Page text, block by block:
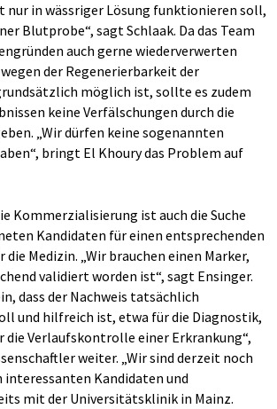
nur in wässriger Lösung funktionieren soll,
Blutprobe“, sagt Schlaak. Da das Team
auch gerne wiederverwerten
der Regenerierbarkeit der
möglich ist, sollte es zudem
keine Verfälschungen durch die
„Wir dürfen keine sogenannten
bringt El Khoury das Problem auf
Kommerzialisierung ist auch die Suche
Kandidaten für einen entsprechenden
die Medizin. „Wir brauchen einen Marker,
validiert worden ist“, sagt Ensinger.
dass der Nachweis tatsächlich
und hilfreich ist, etwa für die Diagnostik,
die Verlaufskontrolle einer Erkrankung“,
weiter. „Wir sind derzeit noch
interessanten Kandidaten und
mit der Universitätsklinik in Mainz.